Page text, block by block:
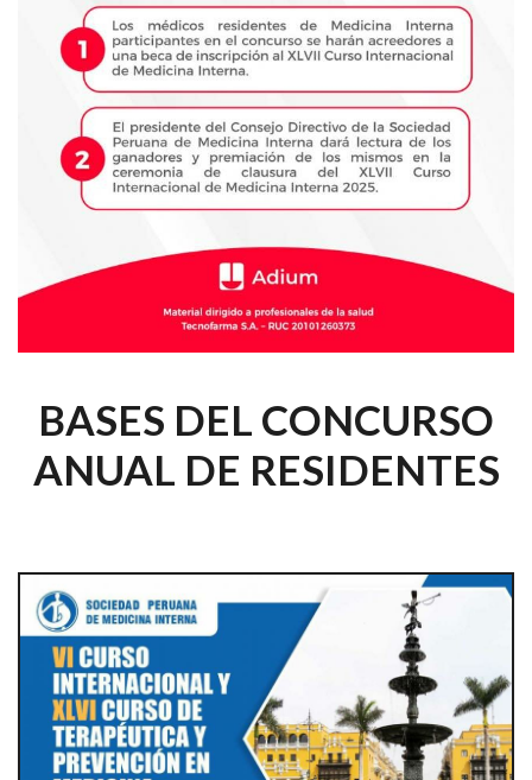
BASES DEL CONCURSO
ANUAL DE RESIDENTES